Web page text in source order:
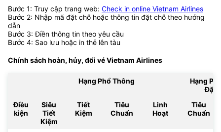
Bước 1: Truy cập trang web: Check in online Vietnam Airlines
Bước 2: Nhập mã đặt chỗ hoặc thông tin đặt chỗ theo hướng
dẫn
Bước 3: Điền thông tin theo yêu cầu
Bước 4: Sao lưu hoặc in thẻ lên tàu
Chính sách hoàn, hủy, đổi véVietnam Airlines
Hạng Phổ Thông
Hạng
Đặc
Điều
kiện
Siêu
Tiết
Kiệm
Tiết
Kiệm
Tiêu
Chuẩn
Linh
Hoạt
Tiêu
Chuẩn